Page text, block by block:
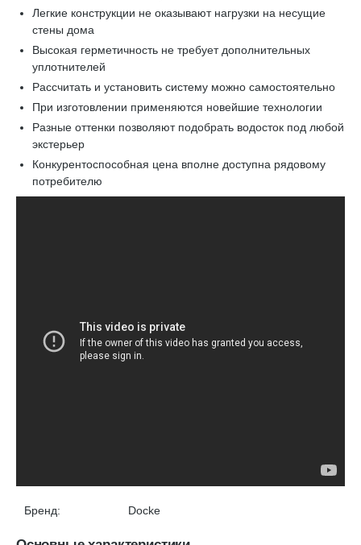
Легкие конструкции не оказывают нагрузки на несущие
стены дома
Высокая герметичность не требует дополнительных
уплотнителей
Рассчитать и установить систему можно самостоятельно
При изготовлении применяются новейшие технологии
Разные оттенки позволяют подобрать водосток под любой
экстерьер
Конкурентоспособная цена вполне доступна рядовому
потребителю
Бренд: Docke